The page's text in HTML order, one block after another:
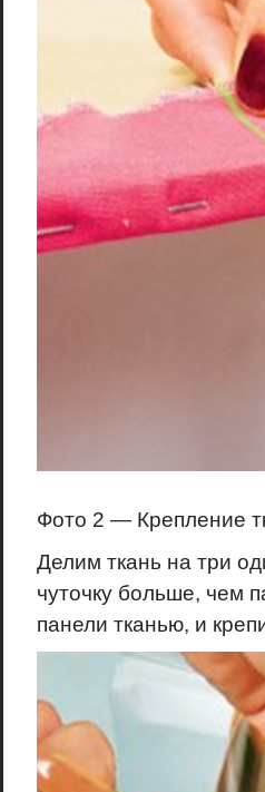
Фото 2 — Крепление
Делим ткань на три
чуточку больше, чем
панели тканью, и